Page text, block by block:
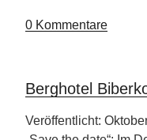
seine
0 Kommentare
Berghotel
Veröffentlicht: